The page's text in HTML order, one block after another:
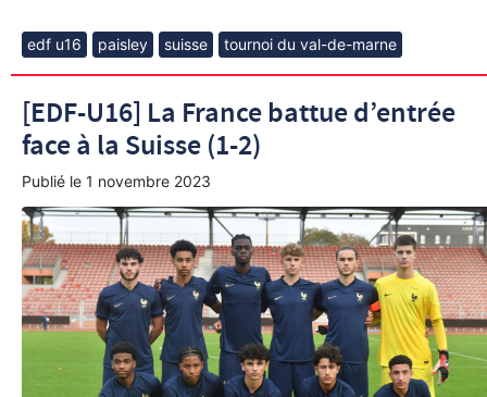
edf u16 paisley suisse tournoi du val-de-marne
[EDF-U16] La France battue d’entrée
face à la Suisse (1-2)
Publié le 1 novembre 2023